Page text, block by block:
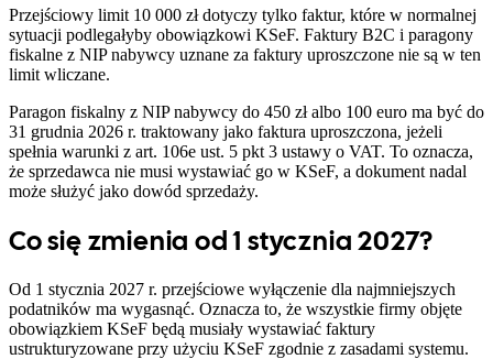
Przejściowy limit 10 000 zł dotyczy tylko faktur, które w normalnej
sytuacji podlegałyby obowiązkowi KSeF. Faktury B2C i paragony
fiskalne z NIP nabywcy uznane za faktury uproszczone nie są w ten
limit wliczane.
Paragon fiskalny z NIP nabywcy do 450 zł albo 100 euro ma być do
31 grudnia 2026 r. traktowany jako faktura uproszczona, jeżeli
spełnia warunki z art. 106e ust. 5 pkt 3 ustawy o VAT. To oznacza,
że sprzedawca nie musi wystawiać go w KSeF, a dokument nadal
może służyć jako dowód sprzedaży.
Co się zmienia od 1 stycznia 2027?
Od 1 stycznia 2027 r. przejściowe wyłączenie dla najmniejszych
podatników ma wygasnąć. Oznacza to, że wszystkie firmy objęte
obowiązkiem KSeF będą musiały wystawiać faktury
ustrukturyzowane przy użyciu KSeF zgodnie z zasadami systemu.